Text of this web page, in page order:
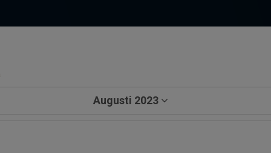
Augusti 2023